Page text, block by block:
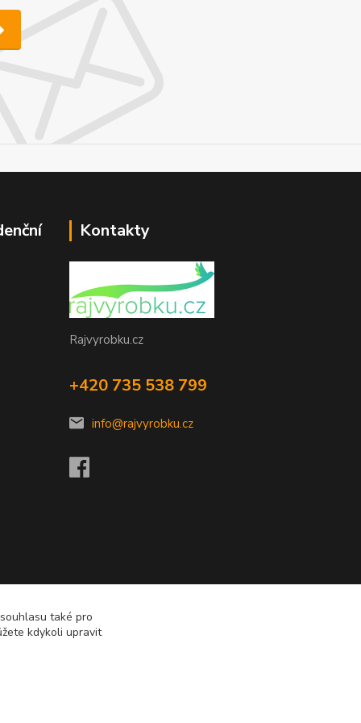
Kontakty
Rajvyrobku.cz
+420 735 538 799
info@rajvyrobku.cz
také pro
kdykoli upravit